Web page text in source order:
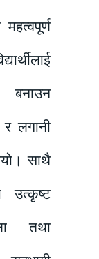
बनाउन
लगानी
साथै
उत्कृष्ट
तथा